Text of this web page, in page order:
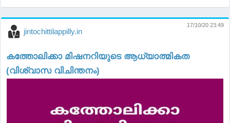
jintochittilappilly.in
17/10/20 23:49
കത്തോലിക്കാ മിഷനറിയുടെ ആധ്യാത്മികത
(വിശ്വാസ വിചിന്തനം)